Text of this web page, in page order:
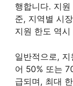
행합니다. 지
준, 지역별 시
지원 한도 역
일반적으로,
어 50% 또는
급되며, 최대